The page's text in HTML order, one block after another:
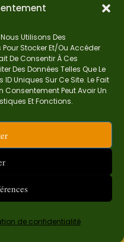
Utilisons Des
Pour Stocker Et/ou Accéder
De Consentir À Ces
Des Données Telles Que Le
Uniques Sur Ce Site. Le Fait
Consentement Peut Avoir Un
Et Fonctions.
de confidentialité
certifiée
mathématiques,
à comprendre,